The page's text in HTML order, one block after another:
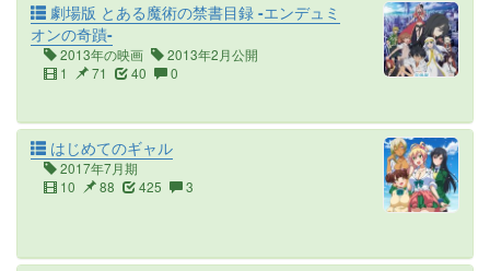
劇場版 とある魔術の禁書目録 -エンデュミ
オンの奇蹟-
2013年の映画
2013年2月公開
1
71 40 0
はじめてのギャル
2017年7月期
10
88 425 3